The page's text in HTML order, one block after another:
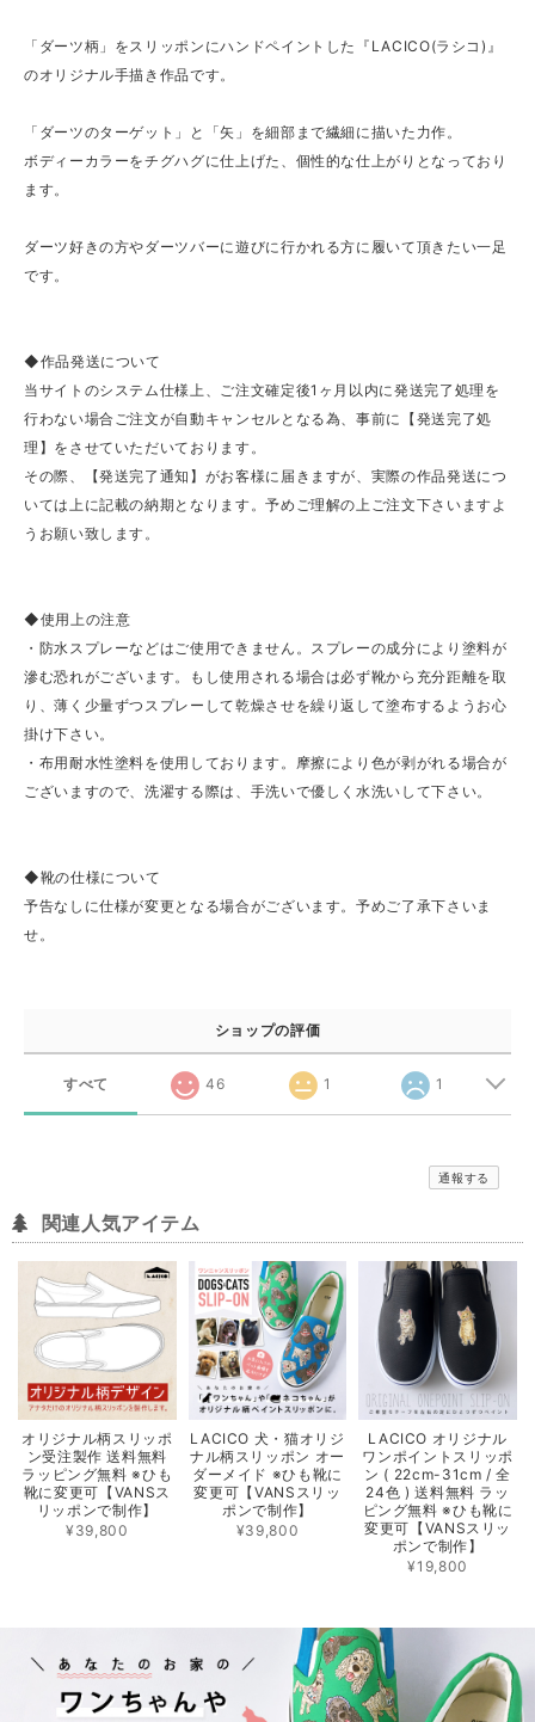
「ダーツ柄」をスリッポンにハンドペイントした『LACICO(ラシコ)』
のオリジナル手描き作品です。
「ダーツのターゲット」と「矢」を細部まで繊細に描いた力作。
ボディーカラーをチグハグに仕上げた、個性的な仕上がりとなっており
ます。
ダーツ好きの方やダーツバーに遊びに行かれる方に履いて頂きたい一足
です。
◆作品発送について
当サイトのシステム仕様上、ご注文確定後1ヶ月以内に発送完了処理を
行わない場合ご注文が自動キャンセルとなる為、事前に【発送完了処
理】をさせていただいております。
その際、【発送完了通知】がお客様に届きますが、実際の作品発送につ
いては上に記載の納期となります。予めご理解の上ご注文下さいますよ
うお願い致します。
◆使用上の注意
・防水スプレーなどはご使用できません。スプレーの成分により塗料が
滲む恐れがございます。もし使用される場合は必ず靴から充分距離を取
り、薄く少量ずつスプレーして乾燥させを繰り返して塗布するようお心
掛け下さい。
・布用耐水性塗料を使用しております。摩擦により色が剥がれる場合が
ございますので、洗濯する際は、手洗いで優しく水洗いして下さい。
◆靴の仕様について
予告なしに仕様が変更となる場合がございます。予めご了承下さいま
せ。
ショップの評価
すべて 46 1 1
通報する
関連人気アイテム
オリジナル柄スリッポ
ン受注製作 送料無料
ラッピング無料 ※ひも
靴に変更可【VANSス
リッポンで制作】
¥39,800
LACICO 犬・猫オリジ
ナル柄スリッポン オー
ダーメイド ※ひも靴に
変更可【VANSスリッ
ポンで制作】
¥39,800
LACICO オリジナル
ワンポイントスリッポ
ン ( 22cm-31cm / 全
24色 ) 送料無料 ラッ
ピング無料 ※ひも靴に
変更可【VANSスリッ
ポンで制作】
¥19,800